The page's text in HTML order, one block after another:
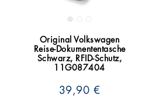
Original Volkswagen
Reise-Dokumententasche
Schwarz, RFID-Schutz,
11G087404
39,90 €